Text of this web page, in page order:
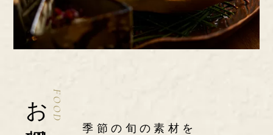
FOOD
お料理
季節の旬の素材を